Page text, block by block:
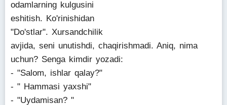
odamlarning kulgusini
eshitish. Ko'rinishidan
"Do'stlar". Xursandchilik
avjida, seni unutishdi, chaqirishmadi. Aniq, nima
uchun? Senga kimdir yozadi:
- "Salom, ishlar qalay?"
- " Hammasi yaxshi"
- "Uydamisan? "